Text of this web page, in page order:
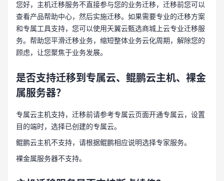
您好，主机迁移服务不直接参与您的业务迁移，迁移前您可以
查看产品帮助中心，然后实施迁移。如果需要专业的迁移方案
和专属工具支持，您可以使用天翼云甄选商城上云专业迁移服
务。帮助您平滑迁移业务，缩短整体业务云化周期，解除您的
顾虑，让您聚焦于业务发展。
是否支持迁移到专属云、鲲鹏云主机、裸金
属服务器？
专属云主机支持，迁移前请参考专属云页面开通专属云，设置
目的端时，选择已创建的专属云。
鲲鹏云主机不支持，请根据鲲鹏相应说明选择专家服务。
裸金属服务器不支持。